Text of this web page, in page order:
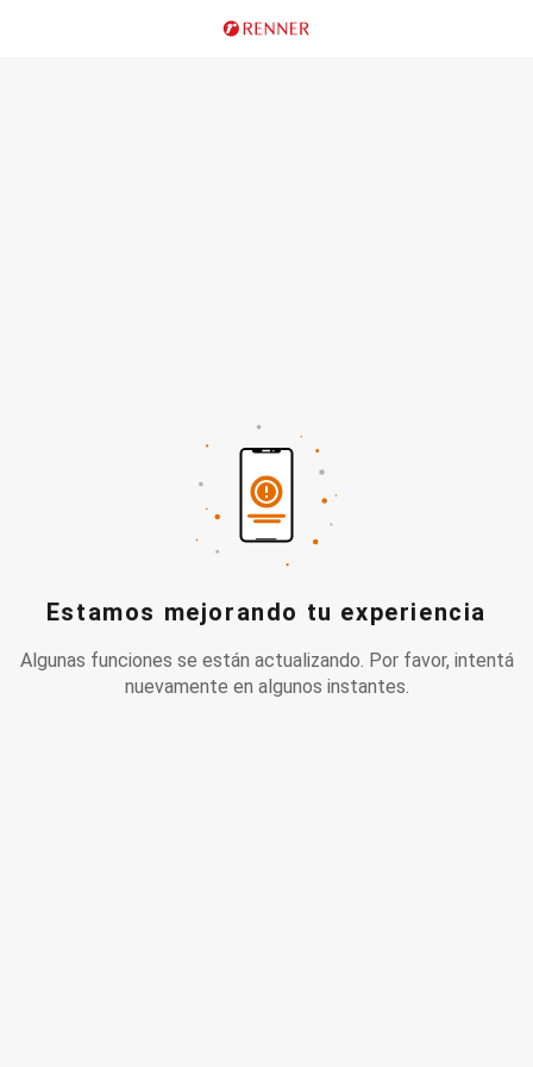
Estamos mejorando tu experiencia
Algunas funciones se están actualizando. Por favor, intentá
nuevamente en algunos instantes.